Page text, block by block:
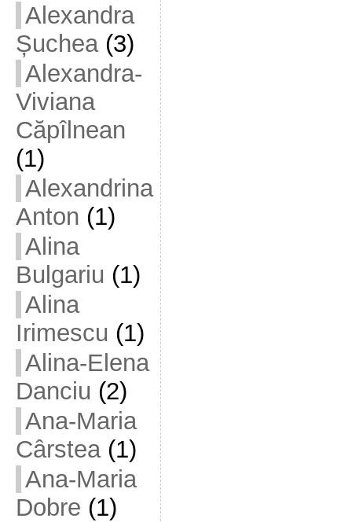
Alexandra
Șuchea(3)
Alexandra-
Viviana
Căpîlnean
(1)
Alexandrina
Anton (1)
Alina
Bulgariu (1)
Alina
Irimescu (1)
Alina-Elena
Danciu (2)
Ana-Maria
Cârstea(1)
Ana-Maria
Dobre (1)